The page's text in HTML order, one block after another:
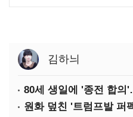
김하늬
80세 생일에 '종전 합
원화 덮친 '트럼프발 퍼